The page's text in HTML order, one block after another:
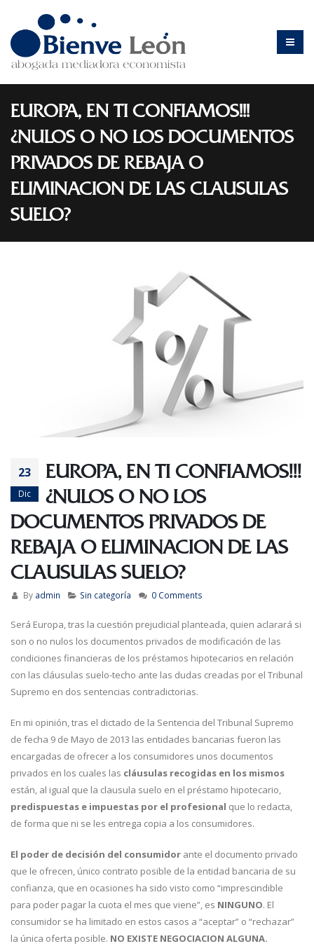
EUROPA, EN TI CONFIAMOS!!!
¿NULOS O NO LOS DOCUMENTOS
PRIVADOS DE REBAJA O
ELIMINACION DE LAS CLAUSULAS
SUELO?
23
Dic
EUROPA, EN TI CONFIAMOS!!!
¿NULOS O NO LOS
DOCUMENTOS PRIVADOS DE
REBAJA O ELIMINACION DE LAS
CLAUSULAS SUELO?
By admin Sin categoría 0 Comments
Será Europa, tras la cuestión prejudicial planteada, quien aclarará si
son o no nulos los documentos privados de modificación de las
condiciones financieras de los préstamos hipotecarios en relación
con las cláusulas suelo-techo ante las dudas creadas por el Tribunal
Supremo en dos sentencias contradictorias.
En mi opinión, tras el dictado de la Sentencia del Tribunal Supremo
de fecha 9 de Mayo de 2013 las entidades bancarias fueron las
encargadas de ofrecer a los consumidores unos documentos
privados en los cuales las cláusulas recogidas en los mismos
están, al igual que la clausula suelo en el préstamo hipotecario,
predispuestas e impuestas por el profesional que lo redacta,
de forma que ni se les entrega copia a los consumidores.
El poder de decisión del consumidor ante el documento privado
que le ofrecen, único contrato posible de la entidad bancaria de su
confianza, que en ocasiones ha sido visto como “imprescindible
para poder pagar la cuota el mes que viene”, es NINGUNO. El
consumidor se ha limitado en estos casos a “aceptar” o “rechazar”
la única oferta posible. NO EXISTE NEGOCIACION ALGUNA.